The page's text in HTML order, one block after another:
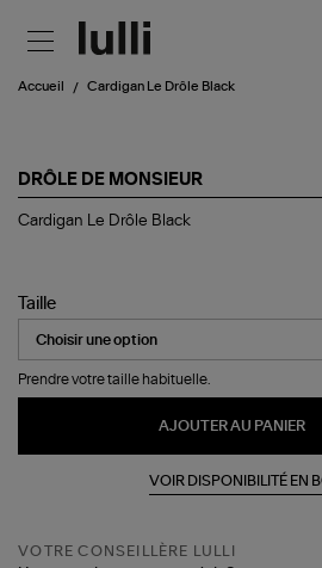
Accueil Cardigan Le Drôle Black
DRÔLE DE MONSIEUR
Cardigan
Cardigan Le Drôle Black
Taille
Prendre votre taille habituelle.
AJOUTER AU PANIER
VOIR DISPONIBILITÉ EN
VOTRE CONSEILLÈRE LULLI